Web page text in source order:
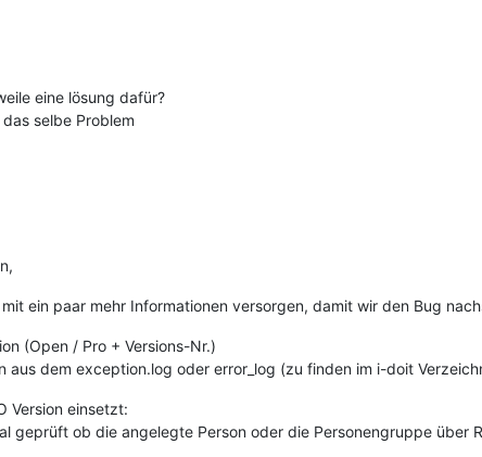
eine lösung dafür?
selbe Problem
ein paar mehr Informationen versorgen, damit wir den Bug
(Open / Pro + Versions-Nr.)
aus dem exception.log oder error_log (zu finden im i-doit
Version einsetzt:
geprüft ob die angelegte Person oder die Personengruppe über